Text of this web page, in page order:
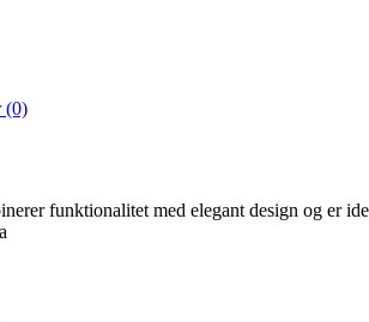
(0)
funktionalitet med elegant design og er